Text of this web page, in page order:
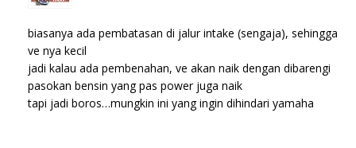
biasanya ada pembatasan di jalur intake (sengaja), sehingga
ve nya kecil
jadi kalau ada pembenahan, ve akan naik dengan dibarengi
pasokan bensin yang pas power juga naik
tapi jadi boros…mungkin ini yang ingin dihindari yamaha